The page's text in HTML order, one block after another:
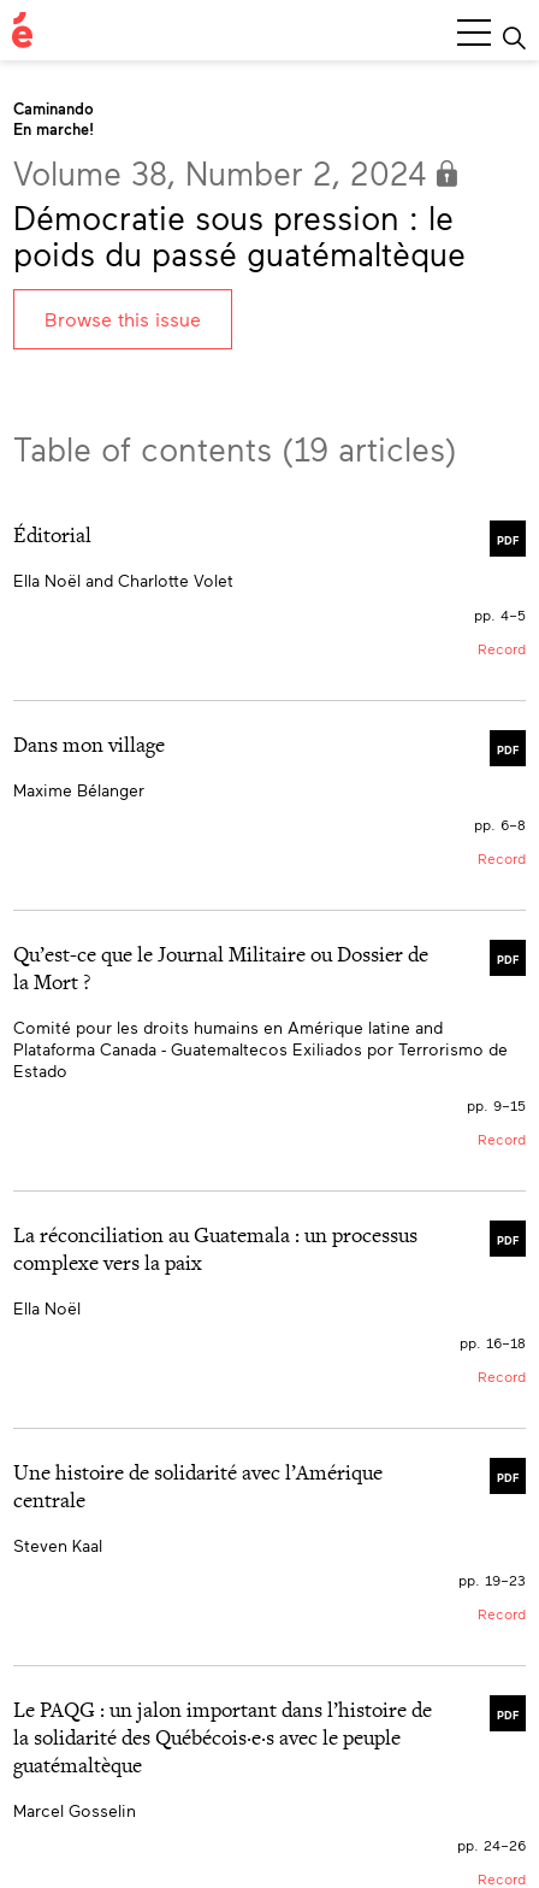
Main
Menu
Caminando
En marche!
Volume 38, Number 2, 2024
Démocratie sous pression : le
poids du passé guatémaltèque
Browse this issue
Table of contents (19 articles)
PDF
Éditorial
Ella Noël and Charlotte Volet
pp. 4–5
Record
PDF
Dans mon village
Maxime Bélanger
pp. 6–8
Record
PDF
Qu’est-ce que le Journal Militaire ou Dossier de
la Mort ?
Comité pour les droits humains en Amérique latine and
Plataforma Canada - Guatemaltecos Exiliados por Terrorismo de
Estado
pp. 9–15
Record
PDF
La réconciliation au Guatemala : un processus
complexe vers la paix
Ella Noël
pp. 16–18
Record
PDF
Une histoire de solidarité avec l’Amérique
centrale
Steven Kaal
pp. 19–23
Record
PDF
Le PAQG : un jalon important dans l’histoire de
la solidarité des Québécois·e·s avec le peuple
guatémaltèque
Marcel Gosselin
pp. 24–26
Record